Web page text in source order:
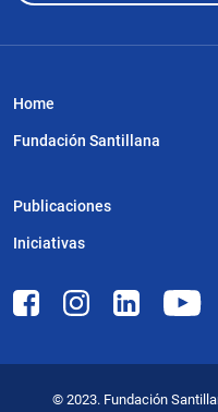
Home
Fundación Santillana
Publicaciones
Iniciativas
© 2023. Fundación